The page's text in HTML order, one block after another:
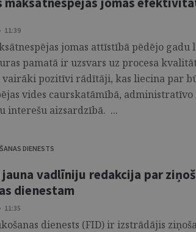
11:39
jomas attīstībā pēdējo
pamatā ir uzsvars uz procesa
vairāki pozitīvi rādītāji, kas liecina par
vides caurskatāmībā, administratīvo
interešu aizsardzībā. ...
DIENESTS
vadlīniju redakcija par
dienestam
11:35
dienests (FID) ir izstrādājis